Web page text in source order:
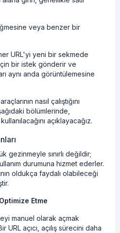
veya benzer bir
URL'yi yeni bir sekmede
bir istek gönderir ve
aynı anda görüntülemesine
nasıl çalıştığını
bölümlerinde,
açıklayacağız.
gezinmeyle sınırlı değildir;
durumuna hizmet ederler.
oldukça faydalı olabileceği
Etme
manuel olarak açmak
URL açıcı, açılış sürecini daha